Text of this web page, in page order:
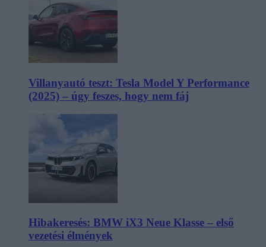
Villanyautó teszt: Tesla Model Y Performance
(2025) – úgy feszes, hogy nem fáj
Hibakeresés: BMW iX3 Neue Klasse – első
vezetési élmények